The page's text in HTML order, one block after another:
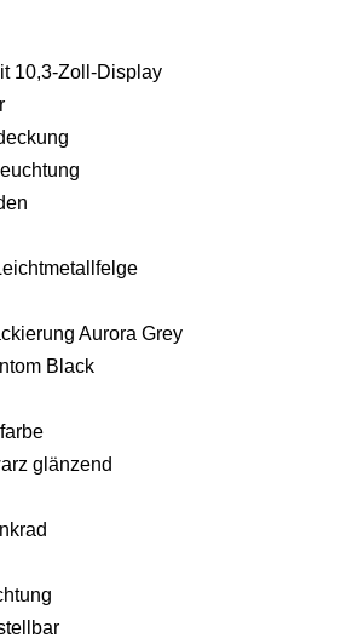
10,3-Zoll-Display
Aurora Grey
Black
glänzend